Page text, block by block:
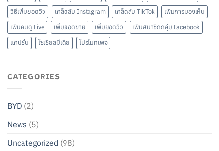
วิธีเพิ่มยอดวิว
เคล็ดลับ Instagram เคล็ดลับ TikTok
เพิ่มการมองเห็น
เพิ่มคนดู Live
เพิ่มยอดขาย เพิ่มยอดวิว
เพิ่มสมาชิกกลุ่ม Facebook
แคปชั่น
โซเชียลมีเดีย โปรโมทเพจ
CATEGORIES
BYD (2)
News (5)
Uncategorized (98)